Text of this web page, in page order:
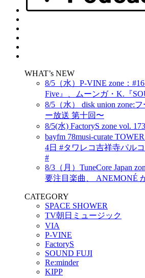
WHAT’s NEW
8/5（水）P-VINE zone：
Five』、ムーンガ・K.『
8/5（水） disk union zone:
ー放送 第十回〜
8/5(水) FactoryS zone vol.
bayfm 78musi-curate
4日 #タワレコ吉祥寺パル
#
8/3（月）TuneCore Japan
要注目楽曲、 ANEMONÉ
CATEGORY
SPACE SHOWER
TV朝日ミュージック
VIA
P-VINE
FactoryS
SOUND FUJI
Re:minder
KIPP